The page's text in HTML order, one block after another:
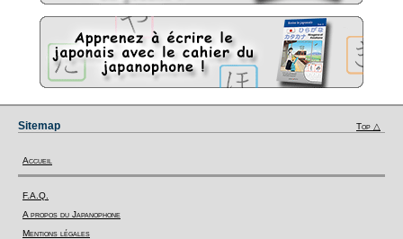
Sitemap Top △
Accueil
F.A.Q.
A propos du Japanophone
Mentions légales